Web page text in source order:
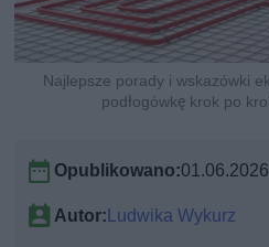
Najlepsze porady i wskazówki
podłogówkę krok po
Opublikowano:01.06.2026
Autor: Ludwika Wykurz